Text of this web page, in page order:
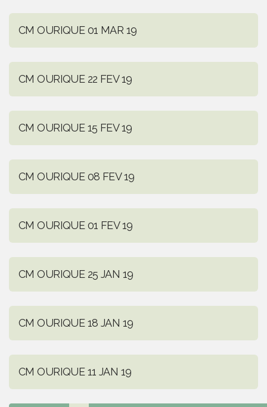
CM OURIQUE 01 MAR 19
CM OURIQUE 22 FEV 19
CM OURIQUE 15 FEV 19
CM OURIQUE 08 FEV 19
CM OURIQUE 01 FEV 19
CM OURIQUE 25 JAN 19
CM OURIQUE 18 JAN 19
CM OURIQUE 11 JAN 19